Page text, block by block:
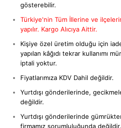
gösterebilir.
Türkiye'nin Tüm İllerine ve
yapılır. Kargo Alıcıya Aittir.
Kişiye özel üretim olduğu için
yapılan kâğıdı tekrar kullanımı
iptali yoktur.
Fiyatlarımıza KDV Dahil değildir.
Yurtdışı gönderilerinde,
değildir.
Yurtdışı gönderilerinde
firmamız sorumluluğunda değildir.